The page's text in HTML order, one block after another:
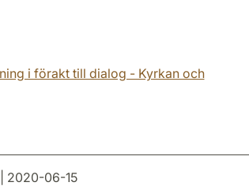
i förakt till dialog - Kyrkan och
2020-06-15